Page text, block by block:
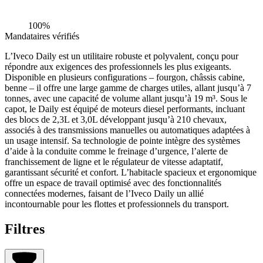
100%
Mandataires vérifiés
L’Iveco Daily est un utilitaire robuste et polyvalent, conçu pour
répondre aux exigences des professionnels les plus exigeants.
Disponible en plusieurs configurations – fourgon, châssis cabine,
benne – il offre une large gamme de charges utiles, allant jusqu’à 7
tonnes, avec une capacité de volume allant jusqu’à 19 m³. Sous le
capot, le Daily est équipé de moteurs diesel performants, incluant
des blocs de 2,3L et 3,0L développant jusqu’à 210 chevaux,
associés à des transmissions manuelles ou automatiques adaptées à
un usage intensif. Sa technologie de pointe intègre des systèmes
d’aide à la conduite comme le freinage d’urgence, l’alerte de
franchissement de ligne et le régulateur de vitesse adaptatif,
garantissant sécurité et confort. L’habitacle spacieux et ergonomique
offre un espace de travail optimisé avec des fonctionnalités
connectées modernes, faisant de l’Iveco Daily un allié
incontournable pour les flottes et professionnels du transport.
Filtres